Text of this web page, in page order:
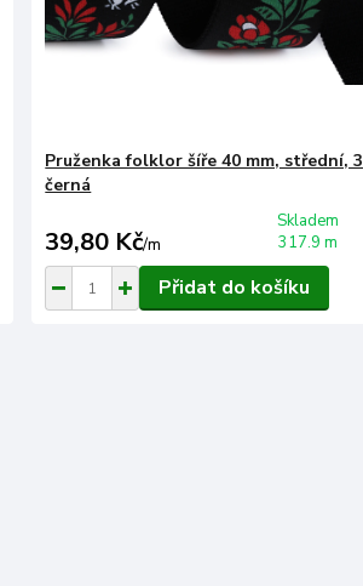
Pruženka folklor šíře 40 mm, střední, 3
černá
39,80 Kč/m
Skladem
317.9 m
Přidat do košíku